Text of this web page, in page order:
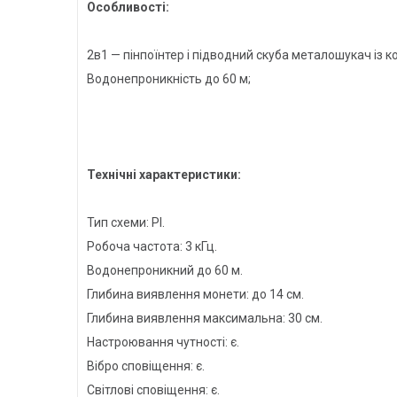
Особливості:
2в1 — пінпоїнтер і підводний скуба металошукач із
Водонепроникність до 60 м;
Технічні характеристики:
Тип схеми: PI.
Робоча частота: 3 кГц.
Водонепроникний до 60 м.
Глибина виявлення монети: до 14 см.
Глибина виявлення максимальна: 30 см.
Настроювання чутності: є.
Вібро сповіщення: є.
Світлові сповіщення: є.